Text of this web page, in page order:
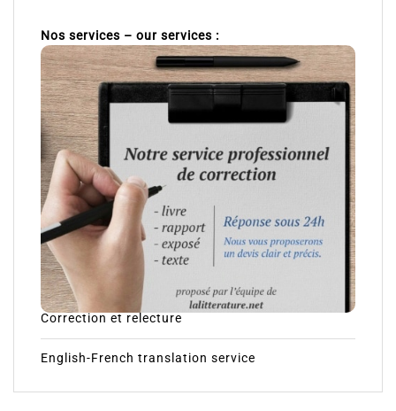
Nos services – our services :
Correction et relecture
English-French translation service